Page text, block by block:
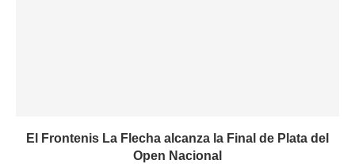
El Frontenis La Flecha alcanza la Final de Plata del
Open Nacional